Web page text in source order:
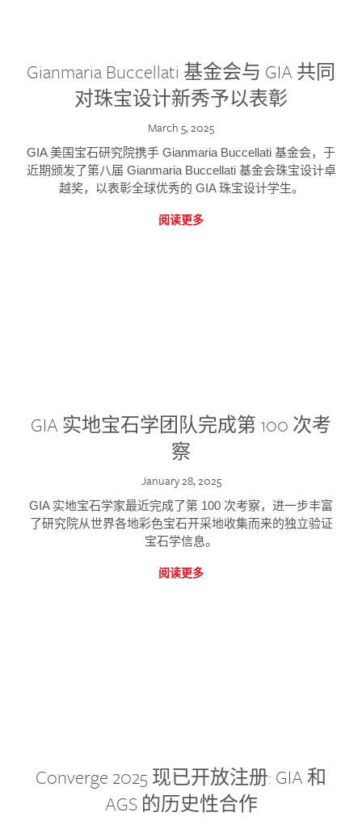
Gianmaria Buccellati 基金会与 GIA 共同
对珠宝设计新秀予以表彰
March 5, 2025
GIA 美国宝石研究院携手 Gianmaria Buccellati 基金会，于
近期颁发了第八届 Gianmaria Buccellati 基金会珠宝设计卓
越奖，以表彰全球优秀的 GIA 珠宝设计学生。
阅读更多
GIA 实地宝石学团队完成第 100 次考
察
January 28, 2025
GIA 实地宝石学家最近完成了第 100 次考察，进一步丰富
了研究院从世界各地彩色宝石开采地收集而来的独立验证
宝石学信息。
阅读更多
Converge 2025 现已开放注册: GIA 和
AGS 的历史性合作